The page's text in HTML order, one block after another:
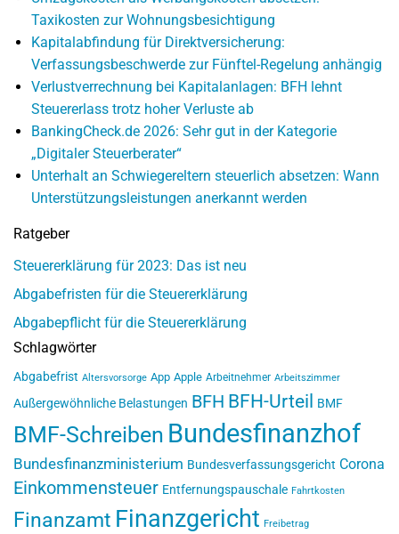
Taxikosten zur Wohnungsbesichtigung
Kapitalabfindung für Direktversicherung:
Verfassungsbeschwerde zur Fünftel-Regelung anhängig
Verlustverrechnung bei Kapitalanlagen: BFH lehnt
Steuererlass trotz hoher Verluste ab
BankingCheck.de 2026: Sehr gut in der Kategorie
„Digitaler Steuerberater“
Unterhalt an Schwiegereltern steuerlich absetzen: Wann
Unterstützungsleistungen anerkannt werden
Ratgeber
Steuererklärung für 2023: Das ist neu
Abgabefristen für die Steuererklärung
Abgabepflicht für die Steuererklärung
Schlagwörter
Abgabefrist Altersvorsorge App Apple Arbeitnehmer Arbeitszimmer
Außergewöhnliche Belastungen BFH BFH-Urteil BMF
BMF-Schreiben Bundesfinanzhof
Bundesfinanzministerium Bundesverfassungsgericht Corona
Einkommensteuer Entfernungspauschale Fahrtkosten
Finanzamt Finanzgericht Freibetrag